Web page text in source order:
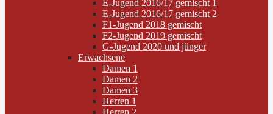
E-Jugend 2016/17 gemischt 1
E-Jugend 2016/17 gemischt 2
F1-Jugend 2018 gemischt
F2-Jugend 2019 gemischt
G-Jugend 2020 und jünger
Erwachsene
Damen 1
Damen 2
Damen 3
Herren 1
Herren 2